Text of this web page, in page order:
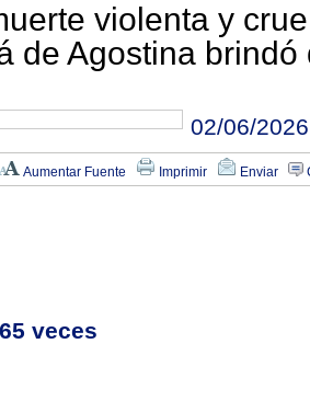
violenta y
de Agostina
02/06/2026
Aumentar Fuente Imprimir Enviar
veces